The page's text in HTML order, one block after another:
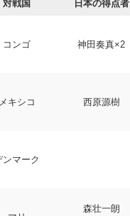
対戦国 日本の得点者
コンゴ 神田奏真×2
メキシコ 西原源樹
ンマーク
森壮一朗